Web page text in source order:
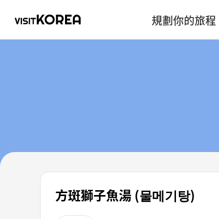
規劃你的旅程
方斑獅子魚湯 (물메기탕)